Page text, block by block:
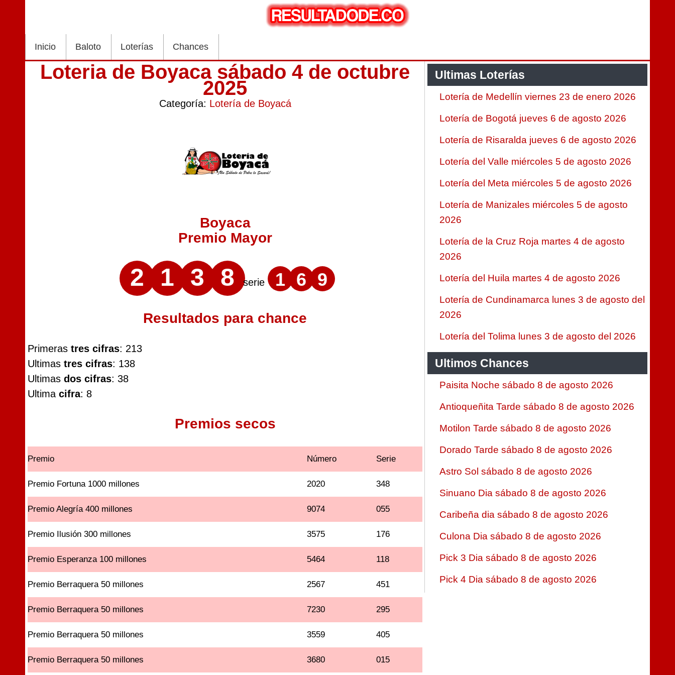
Inicio Baloto Loterías Chances
Loteria de Boyaca sábado 4 de octubre
2025
Categoría: Lotería de Boyacá
Boyaca
Premio Mayor
2 1 3 8 serie 1 6 9
Resultados para chance
Primeras tres cifras: 213
Ultimas tres cifras: 138
Ultimas dos cifras: 38
Ultima cifra: 8
Premios secos
Premio Número Serie
Premio Fortuna 1000 millones 2020 348
Premio Alegría 400 millones 9074 055
Premio Ilusión 300 millones 3575 176
Premio Esperanza 100 millones 5464 118
Premio Berraquera 50 millones 2567 451
Premio Berraquera 50 millones 7230 295
Premio Berraquera 50 millones 3559 405
Premio Berraquera 50 millones 3680 015
Ultimas Loterías
Lotería de Medellín viernes 23 de enero 2026
Lotería de Bogotá jueves 6 de agosto 2026
Lotería de Risaralda jueves 6 de agosto 2026
Lotería del Valle miércoles 5 de agosto 2026
Lotería del Meta miércoles 5 de agosto 2026
Lotería de Manizales miércoles 5 de agosto
2026
Lotería de la Cruz Roja martes 4 de agosto
2026
Lotería del Huila martes 4 de agosto 2026
Lotería de Cundinamarca lunes 3 de agosto del
2026
Lotería del Tolima lunes 3 de agosto del 2026
Ultimos Chances
Paisita Noche sábado 8 de agosto 2026
Antioqueñita Tarde sábado 8 de agosto 2026
Motilon Tarde sábado 8 de agosto 2026
Dorado Tarde sábado 8 de agosto 2026
Astro Sol sábado 8 de agosto 2026
Sinuano Dia sábado 8 de agosto 2026
Caribeña dia sábado 8 de agosto 2026
Culona Dia sábado 8 de agosto 2026
Pick 3 Dia sábado 8 de agosto 2026
Pick 4 Dia sábado 8 de agosto 2026